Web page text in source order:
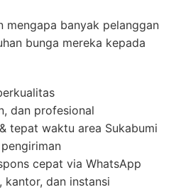
mengapa banyak pelanggan
bunga mereka kepada
dan profesional
tepat waktu area Sukabumi
cepat via WhatsApp
kantor, dan instansi